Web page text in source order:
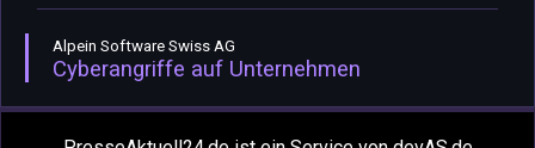
Alpein Software Swiss AG
Cyberangriffe auf Unternehmen